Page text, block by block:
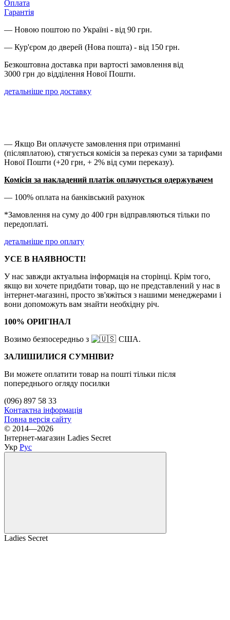
Оплата
Гарантія
— Новою поштою по Україні - від 90 грн.
— Кур'єром до дверей (Нова пошта) - від 150 грн.
Безкоштовна доставка при вартості замовлення від
3000 грн до відділення Нової Пошти.
детальніше про доставку
— Якщо Ви оплачуєте замовлення при отриманні
(післяплатою), стягується комісія за переказ суми за тарифами
Нової Пошти (+20 грн, + 2% від суми переказу).
Комісія за накладений платіж оплачується одержувачем
— 100% оплата на банківський рахунок
*Замовлення на суму до 400 грн відправляються тільки по
передоплаті.
детальніше про оплату
УСЕ В НАЯВНОСТІ!
У нас завжди актуальна інформація на сторінці. Крім того,
якщо ви хочете придбати товар, що не представлений у нас в
інтернет-магазині, просто зв'яжіться з нашими менеджерами і
вони допоможуть вам знайти необхідну річ.
100% ОРИГІНАЛ
Возимо безпосередньо з
США.
ЗАЛИШИЛИСЯ СУМНІВИ?
Ви можете оплатити товар на пошті тільки після
попереднього огляду посилки
(096) 897 58 33
Контактна інформація
Повна версія сайту
© 2014—2026
Інтернет-магазин Ladies Secret
Укр Рус
Ladies Secret